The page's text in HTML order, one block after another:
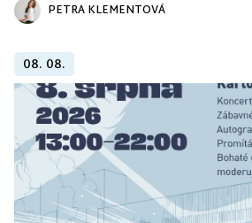
PETRA KLEMENTOVÁ
08. 08.